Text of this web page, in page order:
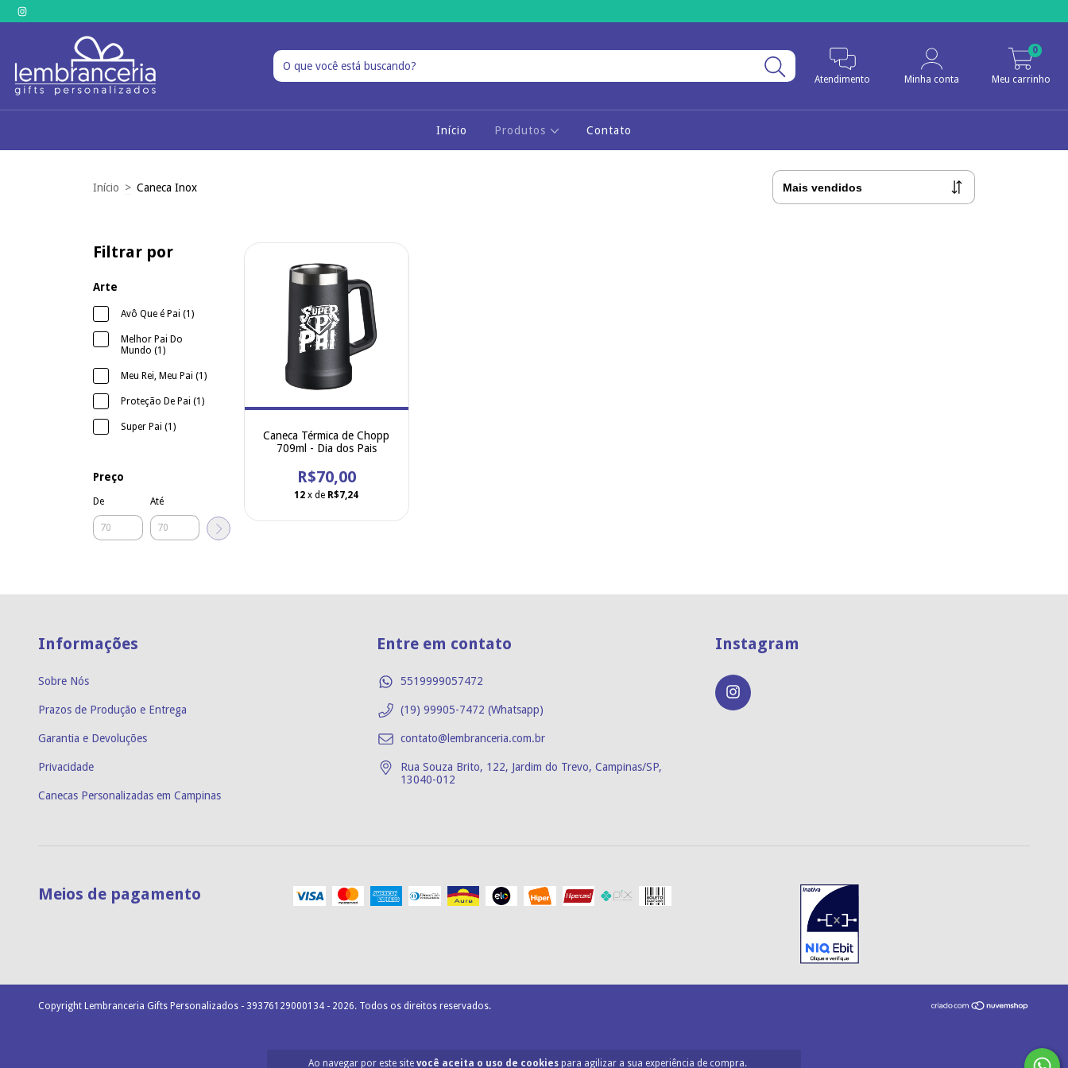
Atendimento Minha conta Meu carrinho
0
Início Produtos Contato
Ao navegar por este site você aceita o uso de cookies para agilizar a sua experiência de compra.
Início > Caneca Inox
Filtrar por
Arte
Avô Que é Pai (1)
Melhor Pai Do
Mundo (1)
Meu Rei, Meu Pai (1)
Proteção De Pai (1)
Super Pai (1)
Preço
De Até
Caneca Térmica de Chopp
709ml - Dia dos Pais
R$70,00
12 x de R$7,24
Informações
Sobre Nós
Prazos de Produção e Entrega
Garantia e Devoluções
Privacidade
Canecas Personalizadas em Campinas
Entre em contato
5519999057472
(19) 99905-7472 (Whatsapp)
contato@lembranceria.com.br
Rua Souza Brito, 122, Jardim do Trevo, Campinas/SP,
13040-012
Instagram
Meios de pagamento
Copyright Lembranceria Gifts Personalizados - 39376129000134 - 2026. Todos os direitos reservados.